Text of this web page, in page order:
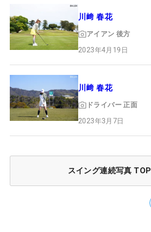
川﨑 春花
アイアン 後方
2023年4月19日
川﨑 春花
ドライバー 正面
2023年3月7日
スイング連続写真 TOP